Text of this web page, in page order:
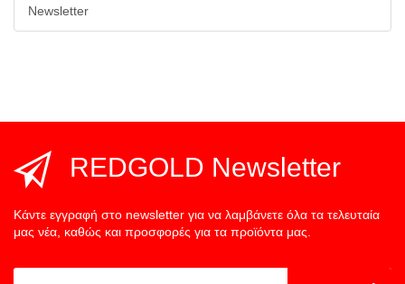
Newsletter
REDGOLD Newsletter
Κάντε εγγραφή στο newsletter για να λαμβάνετε όλα τα τελευταία
μας νέα, καθώς και προσφορές για τα προϊόντα μας.